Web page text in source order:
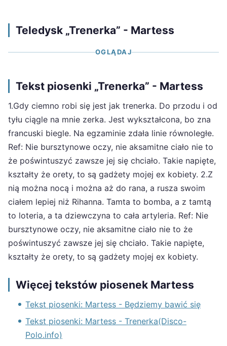
Teledysk „Trenerka” - Martess
OGLĄDAJ
Tekst piosenki „Trenerka” - Martess
1.Gdy ciemno robi się jest jak trenerka. Do przodu i od
tyłu ciągle na mnie zerka. Jest wykształcona, bo zna
francuski biegle. Na egzaminie zdała linie równoległe.
Ref: Nie bursztynowe oczy, nie aksamitne ciało nie to
że poświntuszyć zawsze jej się chciało. Takie napięte,
kształty że orety, to są gadżety mojej ex kobiety. 2.Z
nią można nocą i można aż do rana, a rusza swoim
ciałem lepiej niż Rihanna. Tamta to bomba, a z tamtą
to loteria, a ta dziewczyna to cała artyleria. Ref: Nie
bursztynowe oczy, nie aksamitne ciało nie to że
poświntuszyć zawsze jej się chciało. Takie napięte,
kształty że orety, to są gadżety mojej ex kobiety.
Więcej tekstów piosenek Martess
Tekst piosenki: Martess - Będziemy bawić się
Tekst piosenki: Martess - Trenerka(Disco-
Polo.info)